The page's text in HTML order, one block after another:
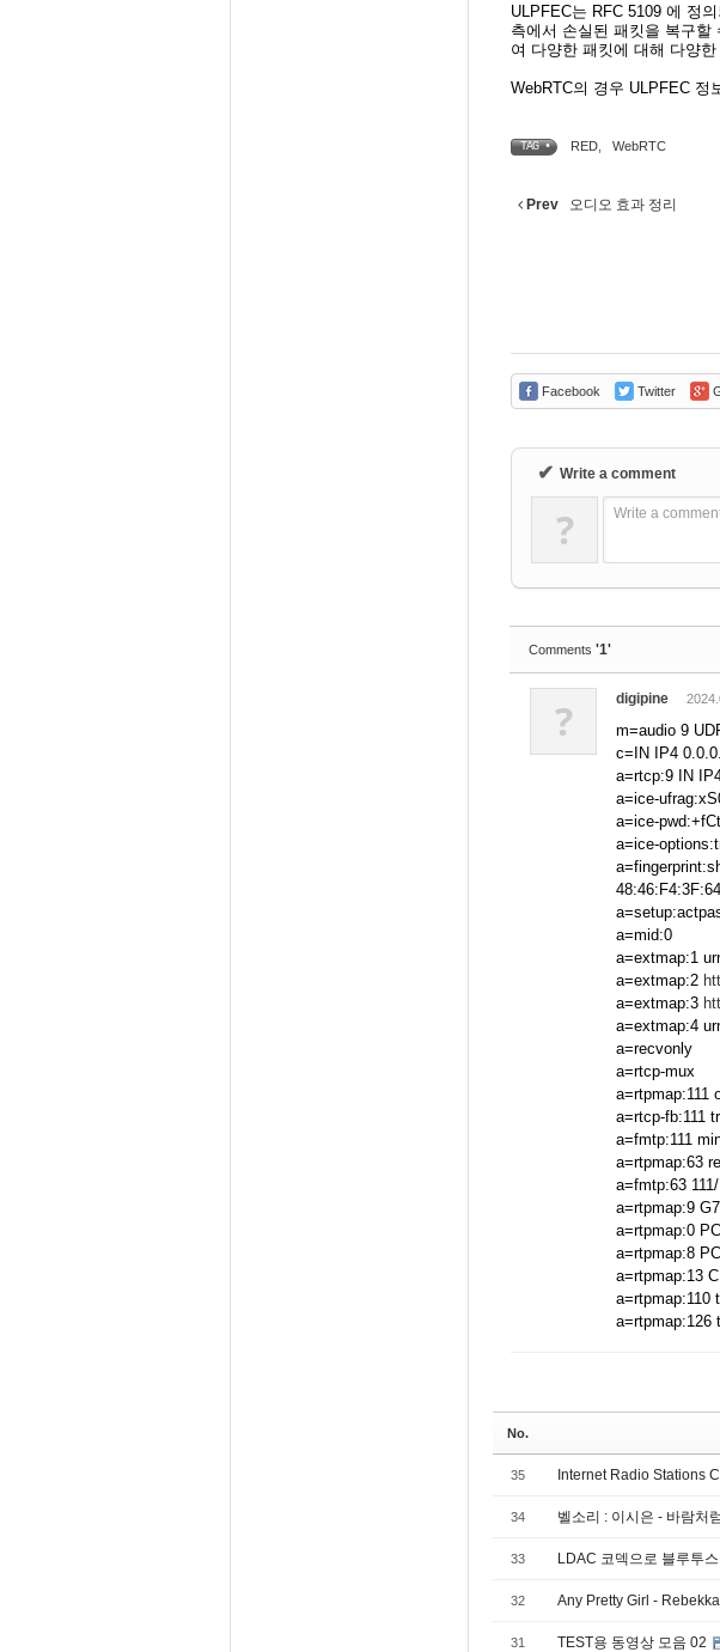
ULPFEC는 RFC 5109 에 정
측에서 손실된 패킷을 복구
여 다양한 패킷에 대해 다양
WebRTC의 경우 ULPFEC 정
TAG • RED WebRTC
Prev 오디오 효과 정리
Facebook Twitter
✔ Write a comment
? Write a
Comments '1'
? digipine
m=audio 9
c=IN IP4
a=rtcp:9 IN
a=ice-
a=ice-
a=ice-
a=mid:0
a=extmap:1
a=extmap:2
a=extmap:3
a=extmap:4
a=recvonly
a=rtcp-mux
a=rtpmap:111
a=rtcp-fb:111
a=fmtp:111
a=rtpmap:63
a=fmtp:63 111/
a=rtpmap:9
a=rtpmap:0
a=rtpmap:8
a=rtpmap:13
a=rtpmap:110
a=rtpmap:126
No.
35 Internet Radio Stations
34 벨소리 : 이시은 - 바람처
33 LDAC 코덱으로 블루투
32 Any Pretty Girl -
31 TEST용 동영상 모음 02